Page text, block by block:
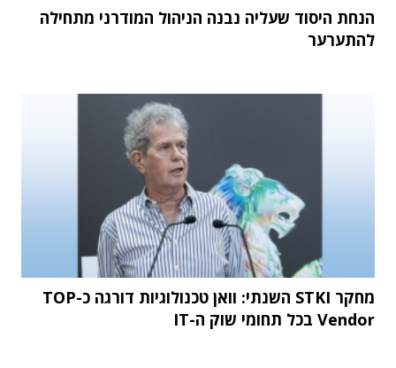
הנחת היסוד שעליה נבנה הניהול המודרני מתחילה
להתערער
מחקר STKI השנתי: וואן טכנולוגיות דורגה כ-TOP
Vendor בכל תחומי שוק ה-IT